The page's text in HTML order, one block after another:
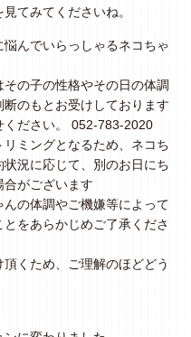
てみてくださいね。
んでいらっしゃるネコちゃ
の子の性格やその日の体調
のもとお受けしております
ください。 052-783-2020
ミングとなるため、ネコち
況に応じて、別のお日にち
がございます
の体調やご機嫌等によって
をあらかじめご了承くださ
くため、ご理解のほどどう